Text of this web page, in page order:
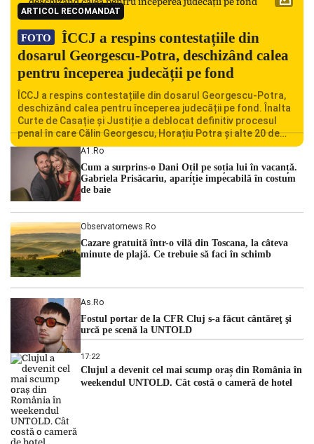
ARTICOL RECOMANDAT
FOTO
ÎCCJ a respins contestațiile din
dosarul Georgescu-Potra, deschizând calea
pentru începerea judecății pe fond
ÎCCJ a respins contestațiile din dosarul Georgescu-Potra,
deschizând calea pentru începerea judecății pe fond. Înalta
Curte de Casație și Justiție a deblocat definitiv procesul
penal în care Călin Georgescu, Horațiu Potra și alte 20 de
persoane sunt acuzați de acțiuni îndreptate împotriva
ordinii constituționale. În ședința din camera preliminară,
judecătorii de la instanța supremă au […]
A1.ro
Cum a surprins-o Dani Oțil pe soția lui în vacanță.
Gabriela Prisăcariu, apariție impecabilă în costum
de baie
Observatornews.ro
Cazare gratuită într-o vilă din Toscana, la câteva
minute de plajă. Ce trebuie să faci în schimb
As.ro
Fostul portar de la CFR Cluj s-a făcut cântăreţ şi
urcă pe scenă la UNTOLD
17:22
Clujul a devenit cel mai scump oraș din România în
weekendul UNTOLD. Cât costă o cameră de hotel